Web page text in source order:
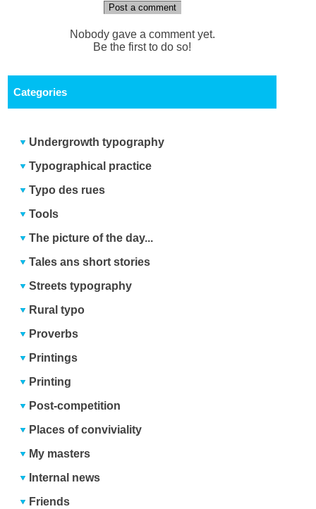
Post a comment
Nobody gave a comment yet.
Be the first to do so!
Categories
Undergrowth typography
Typographical practice
Typo des rues
Tools
The picture of the day...
Tales ans short stories
Streets typography
Rural typo
Proverbs
Printings
Printing
Post-competition
Places of conviviality
My masters
Internal news
Friends